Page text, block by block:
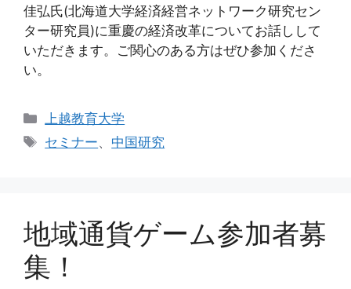
佳弘氏(北海道大学経済経営ネットワーク研究セン
ター研究員)に重慶の経済改革についてお話しして
いただきます。ご関心のある方はぜひ参加くださ
い。
カ
テ
上越教育大学
タ
セミナー、 中国研究
地域通貨ゲーム参加者募
集！